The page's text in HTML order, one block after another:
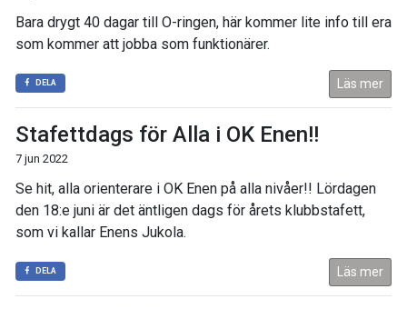
Bara drygt 40 dagar till O-ringen, här kommer lite info till era
som kommer att jobba som funktionärer.
DELA Läs mer
Stafettdags för Alla i OK Enen!!
7 jun 2022
Se hit, alla orienterare i OK Enen på alla nivåer!! Lördagen
den 18:e juni är det äntligen dags för årets klubbstafett,
som vi kallar Enens Jukola.
DELA Läs mer